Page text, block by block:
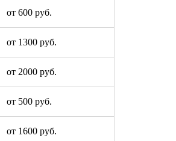
от 600 руб.
от 1300 руб.
от 2000 руб.
от 500 руб.
от 1600 руб.